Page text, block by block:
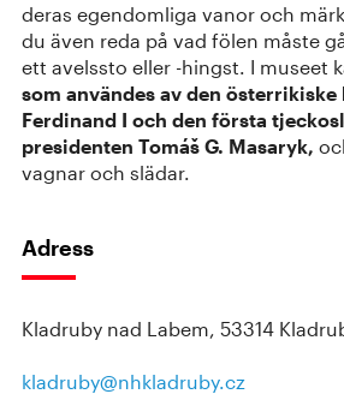
deras egendomliga vanor och
du även reda på vad fölen måste
ett avelssto eller -hingst. I museet
som användes av den österrikiske
Ferdinand I och den första
presidenten Tomáš G. Masaryk,
vagnar och slädar.
Adress
Kladruby nad Labem, 53314
kladruby@nhkladruby.cz